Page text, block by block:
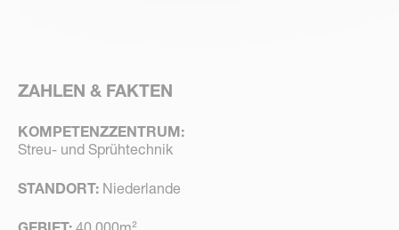
ZAHLEN & FAKTEN
KOMPETENZZENTRUM:
Streu- und Sprühtechnik
STANDORT: Niederlande